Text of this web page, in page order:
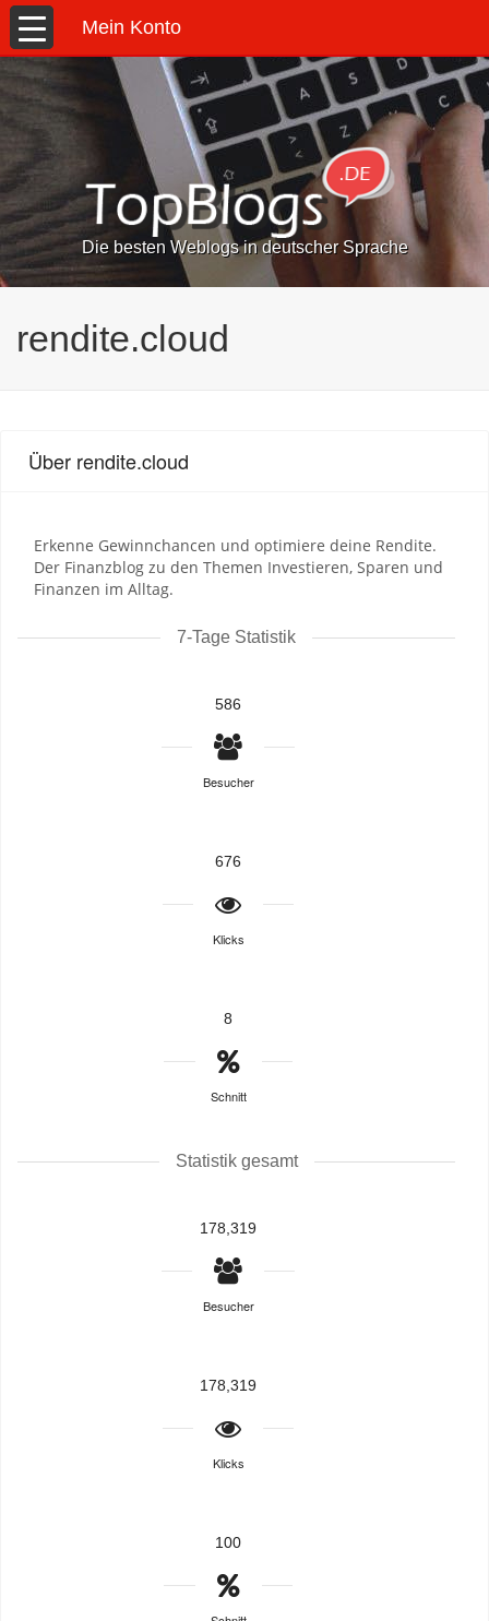
Mein Konto
Die besten Weblogs in deutscher Sprache
rendite.cloud
Über rendite.cloud
Erkenne Gewinnchancen und optimiere deine Rendite.
Der Finanzblog zu den Themen Investieren, Sparen und
Finanzen im Alltag.
7-Tage Statistik
586
Besucher
676
Klicks
8
Schnitt
Statistik gesamt
178,319
Besucher
178,319
Klicks
100